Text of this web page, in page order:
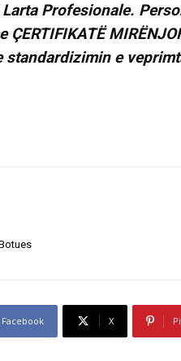
Profesionale.
e
Facebook X